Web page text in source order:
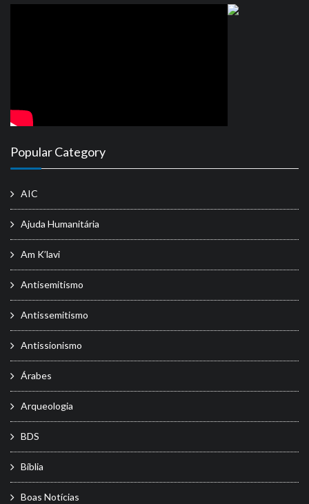
Popular Category
AIC
Ajuda Humanitária
Am K’lavi
Antisemitismo
Antissemitismo
Antissionismo
Árabes
Arqueologia
BDS
Bíblia
Boas Notícias